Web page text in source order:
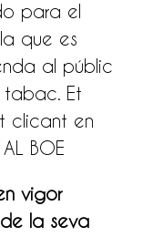
para el
que es
al públic
tabac. Et
clicant en
BOE
vigor
la seva